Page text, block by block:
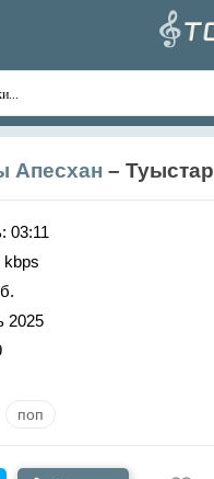
Апесхан – Туыстар
03:11
kbps
2025
поп